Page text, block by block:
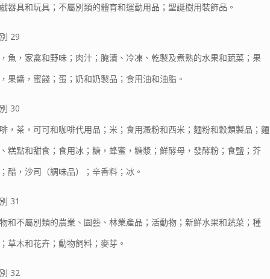
器具和玩具；不屬別類的體育和運動用品；聖誕樹用裝飾品。
29
魚，家禽和野味；肉汁；腌漬、冷凍、乾製及煮熟的水果和蔬菜；果
果醬，蜜餞；蛋；奶和奶製品；食用油和油脂。
30
，茶，可可和咖啡代用品；米；食用澱粉和西米；麵粉和穀類製品；麵
糕點和甜食；食用冰；糖，蜂蜜，糖漿；鮮酵母，發酵粉；食鹽；芥
醋，沙司（調味品）；辛香料；冰。
31
和不屬別類的農業、園藝、林業產品；活動物；新鮮水果和蔬菜；種
草木和花卉；動物飼料；麥芽。
32